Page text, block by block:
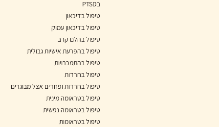
בPTSD
טיפול בדיכאון
טיפול בדיכאון עמוק
טיפול בהלם קרב
טיפול בהפרעת אישיות גבולית
טיפול בהתמכרויות
טיפול בחרדות
טיפול בחרדות ופחדים אצל מבוגרים
טיפול בטראומה מינית
טיפול בטראומה נפשית
טיפול בטראומות